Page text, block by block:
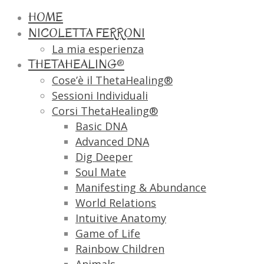
HOME
NICOLETTA FERRONI
La mia esperienza
THETAHEALING®
Cose’è il ThetaHealing®
Sessioni Individuali
Corsi ThetaHealing®
Basic DNA
Advanced DNA
Dig Deeper
Soul Mate
Manifesting & Abundance
World Relations
Intuitive Anatomy
Game of Life
Rainbow Children